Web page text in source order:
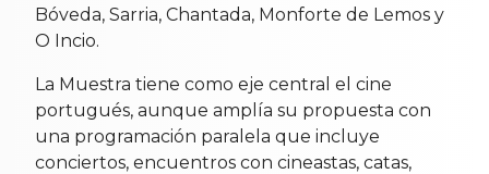
Bóveda, Sarria, Chantada, Monforte de Lemos y
O Incio.
La Muestra tiene como eje central el cine
portugués, aunque amplía su propuesta con
una programación paralela que incluye
conciertos, encuentros con cineastas, catas,